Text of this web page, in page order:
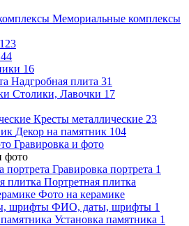
Мемориальные комплексы
123
44
16
Надгробная плита 31
Столики, Лавочки 17
Кресты металлические 23
Декор на памятник 104
Гравировка и фото
фото
Гравировка портрета 1
Портретная плитка
Фото на керамике
ФИО, даты, шрифты 1
Установка памятника 1